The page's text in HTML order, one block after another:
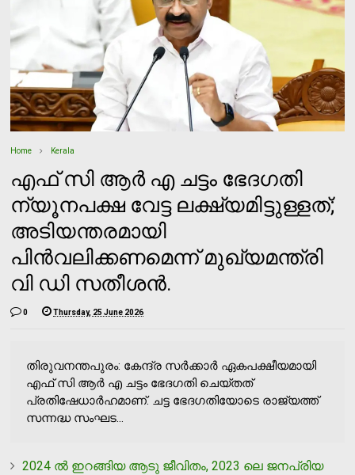
Home Kerala
എഫ് സി ആര്‍ എ ചട്ടം ഭേദഗതി
ന്യൂനപക്ഷ വേട്ട ലക്ഷ്യമിട്ടുള്ളത്;
അടിയന്തരമായി
പിന്‍വലിക്കണമെന്ന് മുഖ്യമന്ത്രി
വി ഡി സതീശന്‍.
0 Thursday, 25 June 2026
തിരുവനന്തപുരം: കേന്ദ്ര സര്‍ക്കാര്‍ ഏകപക്ഷീയമായി
എഫ് സി ആര്‍ എ ചട്ടം ഭേദഗതി ചെയ്തത്
പ്രതിഷേധാര്‍ഹമാണ്. ചട്ട ഭേദഗതിയോടെ രാജ്യത്ത്
സന്നദ്ധ സംഘട...
2024 ല്‍ ഇറങ്ങിയ ആടു ജീവിതം, 2023 ലെ ജനപ്രിയ